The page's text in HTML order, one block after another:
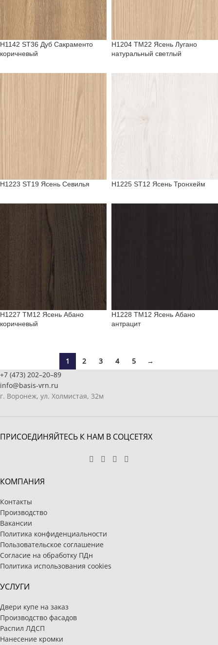
H1142 ST36 Дуб Сакраменто
коричневый
H1204 TM22 Ясень Лугано
натуральный светлый
H1223 ST19 Ясень Севилья H1225 ST12 Ясень Тронхейм
H1227 TM12 Ясень Абано
коричневый
H1228 TM12 Ясень Абано
антрацит
1 2 3 4 5
→
+7 (473) 202–20–89
info@basis-vrn.ru
г. Воронеж, ул. Холмистая, 32м
ПРИСОЕДИНЯЙТЕСЬ К НАМ В СОЦСЕТЯХ
КОМПАНИЯ
Контакты
Производство
Вакансии
Политика конфиденциальности
Пользовательское соглашение
Согласие на обработку ПДн
Политика использования cookies
УСЛУГИ
Двери купе на заказ
Производство фасадов
Распил ЛДСП
Нанесение кромки